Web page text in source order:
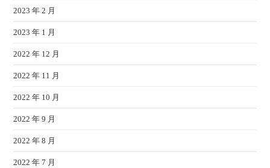
2023 年 2 月
2023 年 1 月
2022 年 12 月
2022 年 11 月
2022 年 10 月
2022 年 9 月
2022 年 8 月
2022 年 7 月